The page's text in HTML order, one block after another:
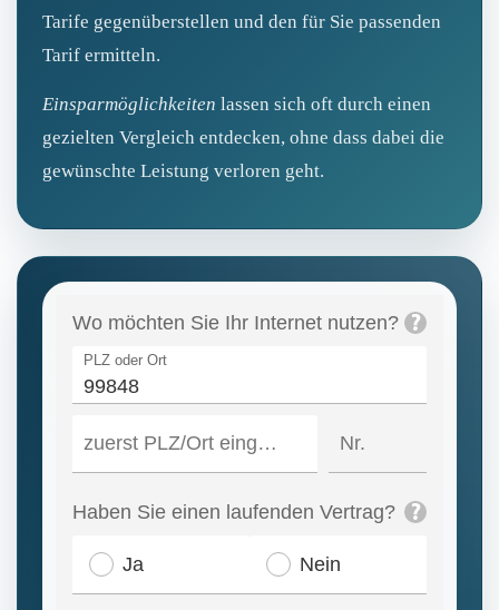
Tarife gegenüberstellen und den für Sie passenden
Tarif ermitteln.
Einsparmöglichkeiten lassen sich oft durch einen
gezielten Vergleich entdecken, ohne dass dabei die
gewünschte Leistung verloren geht.